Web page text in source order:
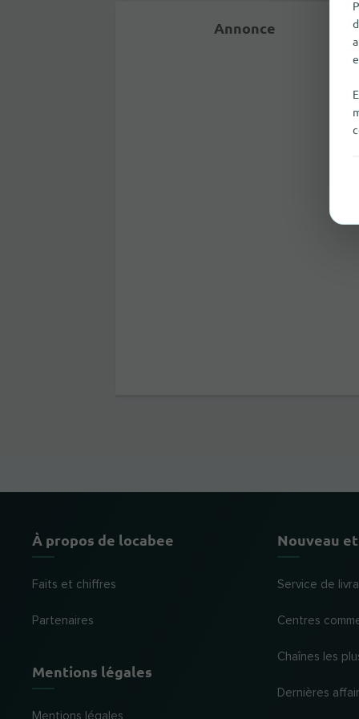
Annonce
À propos de locabee
Faits et chiffres
Partenaires
Mentions légales
Mentions légales
Nouveau
Service de
Centres
Chaînes les
Dernières